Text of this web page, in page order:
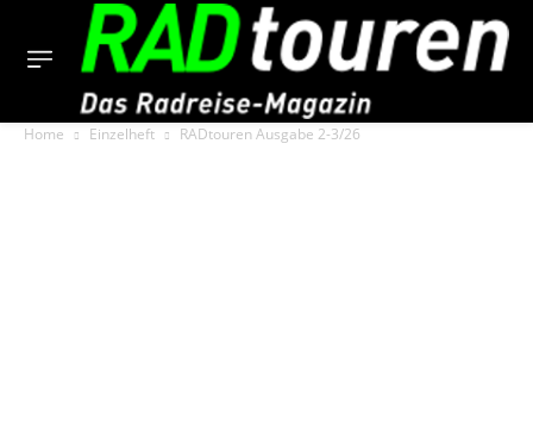
Home Einzelheft RADtouren Ausgabe 2-3/26